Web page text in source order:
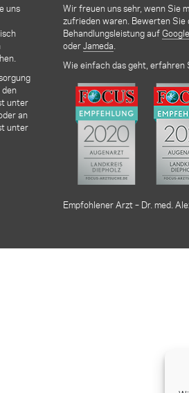
uns
unter
an
unter
Wir freuen uns sehr, wenn Sie
zufrieden waren. Bewerten Sie
Behandlungsleistung aufGoogle
oderJameda
Wie einfach das geht, erfahren
Empfohlener Arzt – Dr. med.